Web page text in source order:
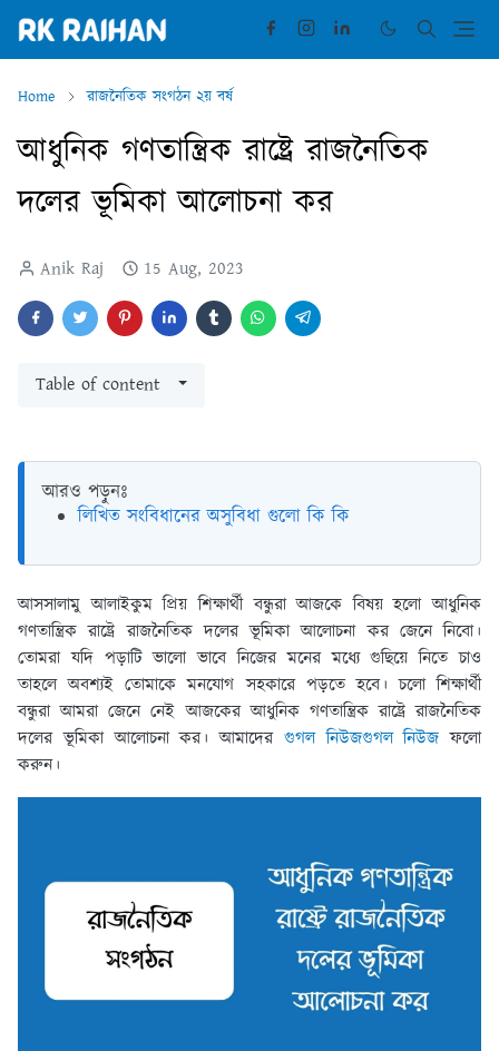
Home রাজনৈতিক সংগঠন ২য় বর্ষ
আধুনিক গণতান্ত্রিক রাষ্ট্রে রাজনৈতিক
দলের ভূমিকা আলােচনা কর
Anik Raj 15 Aug, 2023
Table of content
আরও পড়ুনঃ
লিখিত সংবিধানের অসুবিধা গুলো কি কি
আসসালামু আলাইকুম প্রিয় শিক্ষার্থী বন্ধুরা আজকে বিষয় হলো আধুনিক
গণতান্ত্রিক রাষ্ট্রে রাজনৈতিক দলের ভূমিকা আলােচনা কর জেনে নিবো।
তোমরা যদি পড়াটি ভালো ভাবে নিজের মনের মধ্যে গুছিয়ে নিতে চাও
তাহলে অবশ্যই তোমাকে মনযোগ সহকারে পড়তে হবে। চলো শিক্ষার্থী
বন্ধুরা আমরা জেনে নেই আজকের আধুনিক গণতান্ত্রিক রাষ্ট্রে রাজনৈতিক
দলের ভূমিকা আলােচনা কর। আমাদের গুগল নিউজগুগল নিউজ ফলো
করুন।